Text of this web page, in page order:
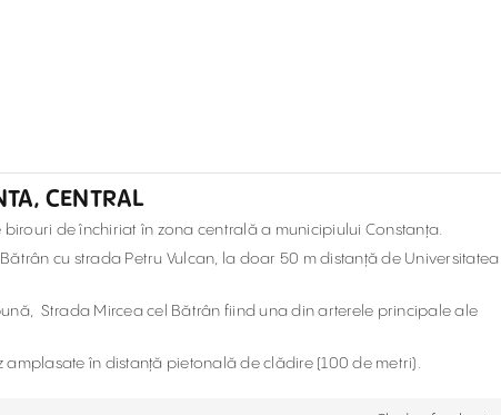
CENTRAL
birouri de închiriat în zona centrală a municipiului Constanța.
cu strada Petru Vulcan, la doar 50 m distanță de Universitatea
Strada Mircea cel Bătrân fiind una din arterele principale ale
în distanță pietonală de clădire (100 de metri).